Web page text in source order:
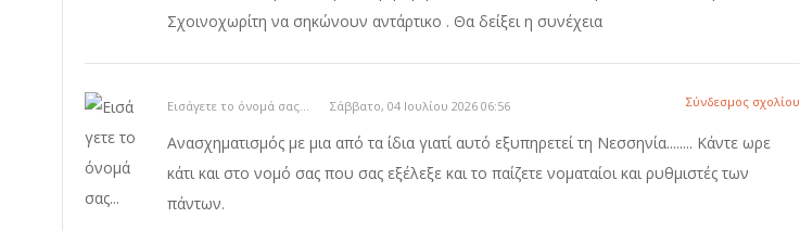
Σχοινοχωρίτη να σηκώνουν αντάρτικο . Θα δείξει η συνέχεια
Εισάγετε το όνομά σας... Σάββατο, 04 Ιουλίου 2026 06:56 Σύνδεσμος σχολίου
Ανασχηματισμός με μια από τα ίδια γιατί αυτό εξυπηρετεί τη Νεσσηνία........ Κάντε ωρε
κάτι και στο νομό σας που σας εξέλεξε και το παίζετε νοματαίοι και ρυθμιστές των
πάντων.